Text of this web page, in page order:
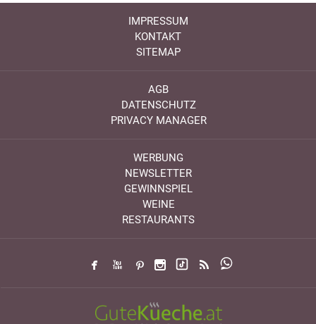
IMPRESSUM
KONTAKT
SITEMAP
AGB
DATENSCHUTZ
PRIVACY MANAGER
WERBUNG
NEWSLETTER
GEWINNSPIEL
WEINE
RESTAURANTS